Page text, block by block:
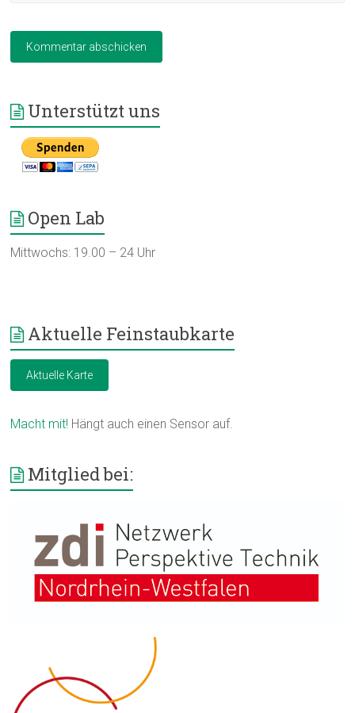
Unterstützt uns
Open Lab
Mittwochs: 19.00 – 24 Uhr
Aktuelle Feinstaubkarte
Aktuelle Karte
Macht mit! Hängt auch einen Sensor auf.
Mitglied bei: